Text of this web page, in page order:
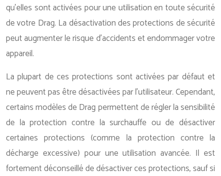
qu’elles sont activées pour une utilisation en toute sécurité
de votre Drag. La désactivation des protections de sécurité
peut augmenter le risque d’accidents et endommager votre
appareil.
La plupart de ces protections sont activées par défaut et
ne peuvent pas être désactivées par l’utilisateur. Cependant,
certains modèles de Drag permettent de régler la sensibilité
de la protection contre la surchauffe ou de désactiver
certaines protections (comme la protection contre la
décharge excessive) pour une utilisation avancée. Il est
fortement déconseillé de désactiver ces protections, sauf si